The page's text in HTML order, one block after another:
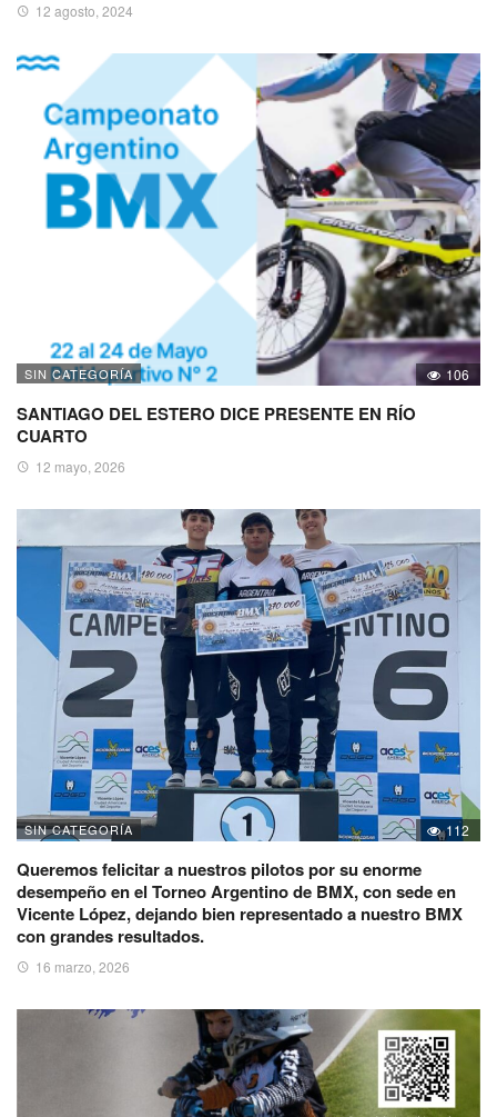
12 agosto, 2024
SIN CATEGORÍA 106
SANTIAGO DEL ESTERO DICE PRESENTE EN RÍO
CUARTO
12 mayo, 2026
SIN CATEGORÍA 112
Queremos felicitar a nuestros pilotos por su enorme
desempeño en el Torneo Argentino de BMX, con sede en
Vicente López, dejando bien representado a nuestro BMX
con grandes resultados.
16 marzo, 2026